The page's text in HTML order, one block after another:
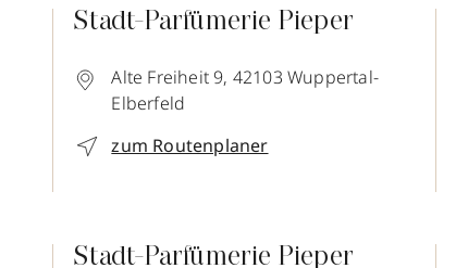
Stadt-Parfümerie Pieper
Alte Freiheit 9, 42103 Wuppertal-
Elberfeld
zum Routenplaner
Stadt-Parfümerie Pieper